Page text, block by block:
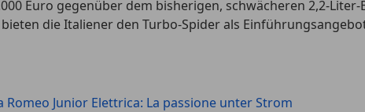
Euro gegenüber dem bisherigen, schwächeren 2,2-Liter-
die Italiener den Turbo-Spider als
Romeo Junior Elettrica: La passione unter Strom